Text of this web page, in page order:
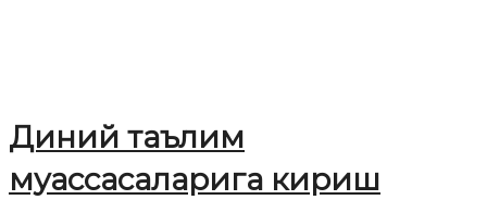
Диний таълим
муассасаларига кириш